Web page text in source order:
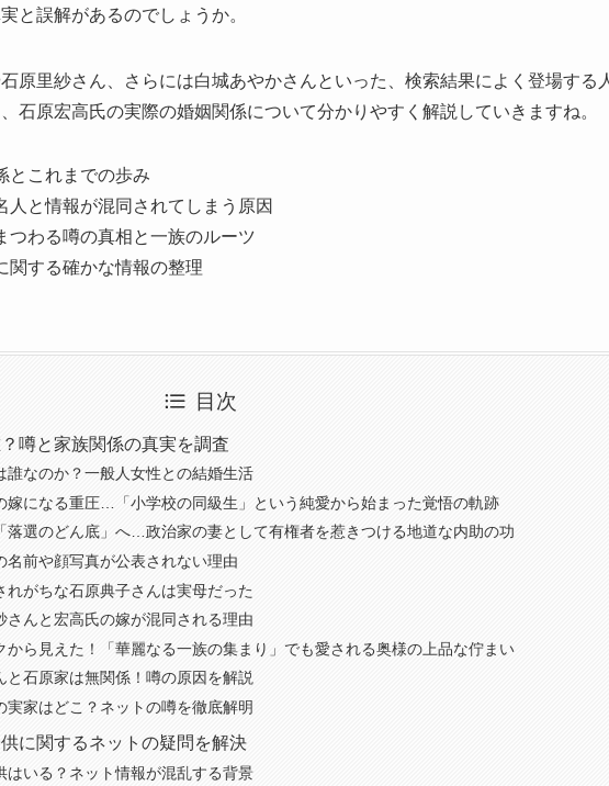
と誤解があるのでしょうか。
原里紗さん、さらには白城あやかさんといった、検索結果によく登場する
石原宏高氏の実際の婚姻関係について分かりやすく解説していきますね。
とこれまでの歩み
人と情報が混同されてしまう原因
つわる噂の真相と一族のルーツ
関する確かな情報の整理
目次
噂と家族関係の真実を調査
誰なのか？一般人女性との結婚生活
嫁になる重圧…「小学校の同級生」という純愛から始まった覚悟の軌跡
落選のどん底」へ…政治家の妻として有権者を惹きつける地道な内助の功
名前や顔写真が公表されない理由
れがちな石原典子さんは実母だった
さんと宏高氏の嫁が混同される理由
から見えた！「華麗なる一族の集まり」でも愛される奥様の上品な佇まい
と石原家は無関係！噂の原因を解説
実家はどこ？ネットの噂を徹底解明
に関するネットの疑問を解決
はいる？ネット情報が混乱する背景